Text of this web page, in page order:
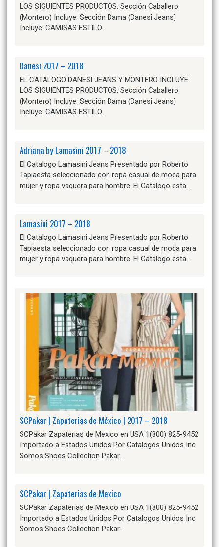
LOS SIGUIENTES PRODUCTOS: Sección Caballero
(Montero) Incluye: Sección Dama (Danesi Jeans)
Incluye: CAMISAS ESTILO…
Danesi 2017 – 2018
EL CATALOGO DANESI JEANS Y MONTERO INCLUYE
LOS SIGUIENTES PRODUCTOS: Sección Caballero
(Montero) Incluye: Sección Dama (Danesi Jeans)
Incluye: CAMISAS ESTILO…
Adriana by Lamasini 2017 – 2018
El Catalogo Lamasini Jeans Presentado por Roberto
Tapiaesta seleccionado con ropa casual de moda para
mujer y ropa vaquera para hombre. El Catalogo esta…
Lamasini 2017 – 2018
El Catalogo Lamasini Jeans Presentado por Roberto
Tapiaesta seleccionado con ropa casual de moda para
mujer y ropa vaquera para hombre. El Catalogo esta…
SCPakar | Zapaterias de México | 2017 – 2018
SCPakar Zapaterias de Mexico en USA 1(800) 825-9452
Importado a Estados Unidos Por Catalogos Unidos Inc
Somos Shoes Collection Pakar…
SCPakar | Zapaterias de Mexico
SCPakar Zapaterias de Mexico en USA 1(800) 825-9452
Importado a Estados Unidos Por Catalogos Unidos Inc
Somos Shoes Collection Pakar…